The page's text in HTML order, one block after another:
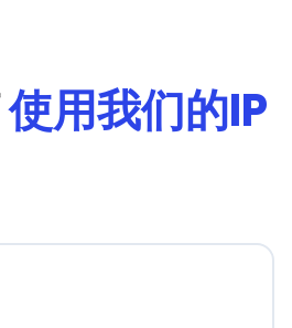
使用我们的IP